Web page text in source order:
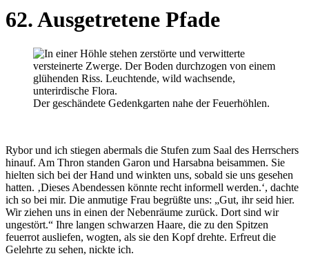
62. Ausgetretene Pfade
Der geschändete Gedenkgarten nahe der Feuerhöhlen.
Rybor und ich stiegen abermals die Stufen zum Saal des Herrschers
hinauf. Am Thron standen Garon und Harsabna beisammen. Sie
hielten sich bei der Hand und winkten uns, sobald sie uns gesehen
hatten. ‚Dieses Abendessen könnte recht informell werden.‘, dachte
ich so bei mir. Die anmutige Frau begrüßte uns: „Gut, ihr seid hier.
Wir ziehen uns in einen der Nebenräume zurück. Dort sind wir
ungestört.“ Ihre langen schwarzen Haare, die zu den Spitzen
feuerrot ausliefen, wogten, als sie den Kopf drehte. Erfreut die
Gelehrte zu sehen, nickte ich.